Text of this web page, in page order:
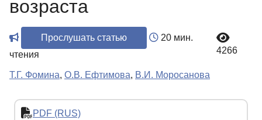
возраста
Прослушать статью
20 мин.
чтения
4266
Т.Г. Фомина, О.В. Ефтимова, В.И. Моросанова
PDF (RUS)